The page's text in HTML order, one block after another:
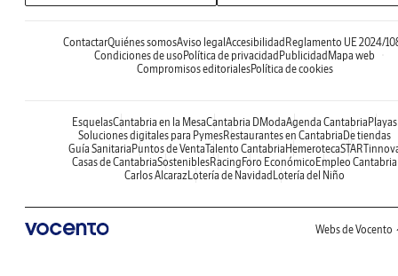
ContactarQuiénes somosAviso legalAccesibilidadReglamento UE 2024/
Condiciones de usoPolítica de privacidadPublicidadMapa web
Compromisos editorialesPolítica de cookies
EsquelasCantabria en la MesaCantabria DModaAgenda CantabriaPlayas
Soluciones digitales para PymesRestaurantes en CantabriaDe tiendas
Guía SanitariaPuntos de VentaTalento CantabriaHemeroteca
Casas de CantabriaSosteniblesRacingForo EconómicoEmpleo Cantabria
Carlos AlcarazLotería de NavidadLotería del Niño
Webs de Vocento